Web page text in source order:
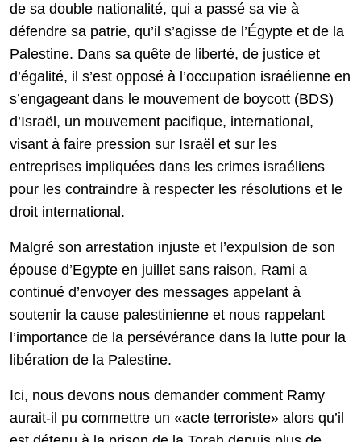
de sa double nationalité, qui a passé sa vie à
défendre sa patrie, qu’il s’agisse de l’Égypte et de la
Palestine. Dans sa quête de liberté, de justice et
d’égalité, il s’est opposé à l’occupation israélienne en
s’engageant dans le mouvement de boycott (BDS)
d’Israël, un mouvement pacifique, international,
visant à faire pression sur Israël et sur les
entreprises impliquées dans les crimes israéliens
pour les contraindre à respecter les résolutions et le
droit international.
Malgré son arrestation injuste et l’expulsion de son
épouse d’Egypte en juillet sans raison, Rami a
continué d’envoyer des messages appelant à
soutenir la cause palestinienne et nous rappelant
l’importance de la persévérance dans la lutte pour la
libération de la Palestine.
Ici, nous devons nous demander comment Ramy
aurait-il pu commettre un «acte terroriste» alors qu’il